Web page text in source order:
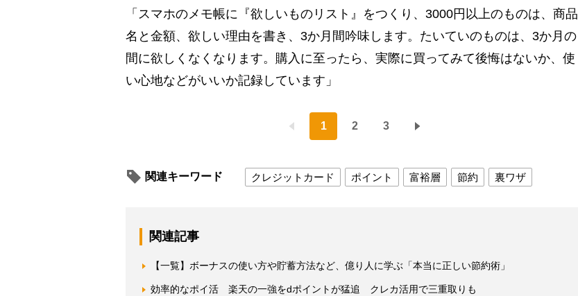
「スマホのメモ帳に『欲しいものリスト』をつくり、3000円以上のものは、商品
名と金額、欲しい理由を書き、3か月間吟味します。たいていのものは、3か月の
間に欲しくなくなります。購入に至ったら、実際に買ってみて後悔はないか、使
い心地などがいいか記録しています」
1 2 3
関連キーワード クレジットカード ポイント 富裕層 節約 裏ワザ
関連記事
【一覧】ボーナスの使い方や貯蓄方法など、億り人に学ぶ「本当に正しい節約術」
効率的なポイ活 楽天の一強をdポイントが猛追 クレカ活用で三重取りも